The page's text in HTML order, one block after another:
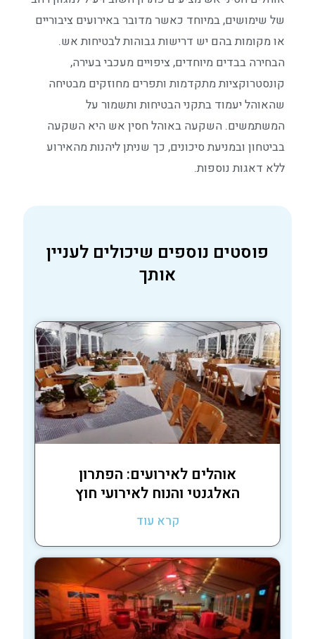
של שימושים, במיוחד כאשר מדובר באירועים ציבוריים
או מקומות בהם יש דרישות גבוהות לבטיחות אש.
הבחירה בבדים מיוחדים, ציפויים מעכבי בעירה,
קונסטרוקציות מתקדמות ותפרים מחוזקים מבטיחה
שהאוהל יעמוד בתקני הבטיחות ותשמור על
המשתמשים. השקעה באוהל חסין אש היא השקעה
בביטחון ובמניעת סיכונים, כך שניתן ליהנות מהאירוע
ללא דאגות נוספות.
פוסטים נוספים שיכולים לעניין
אותך
אוהלים לאירועים: הפתרון
האלגנטי והנוח לאירועי חוץ
קרא עוד